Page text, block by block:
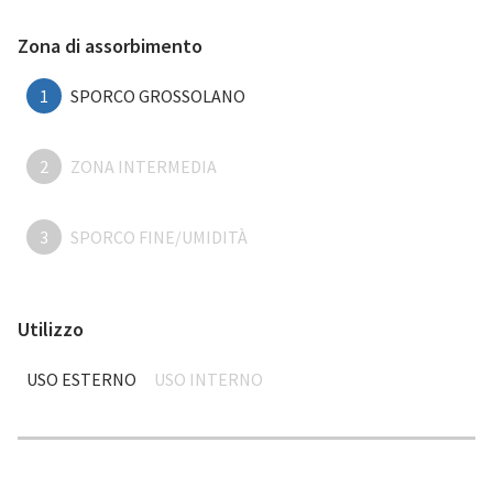
Zona di assorbimento
1 SPORCO GROSSOLANO
2 ZONA INTERMEDIA
3 SPORCO FINE/UMIDITÀ
Utilizzo
USO ESTERNO USO INTERNO